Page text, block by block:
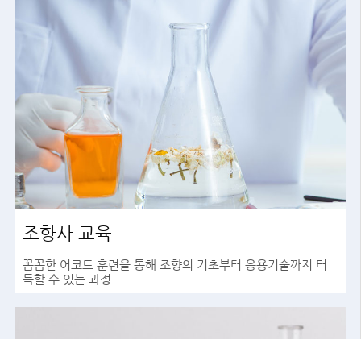
조향사 교육
꼼꼼한 어코드 훈련을 통해 조향의 기초부터 응용기술까지 터
득할 수 있는 과정
바로가기